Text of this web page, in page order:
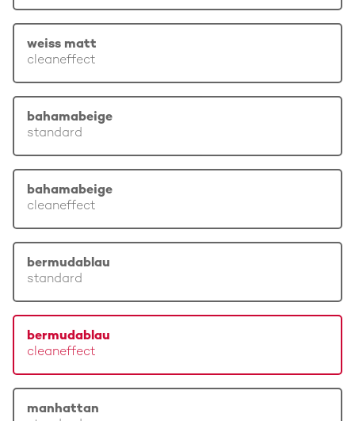
weiss matt
cleaneffect
bahamabeige
standard
bahamabeige
cleaneffect
bermudablau
standard
bermudablau
cleaneffect
manhattan